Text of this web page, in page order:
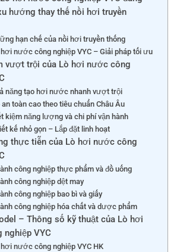
hướng thay thế nồi hơi truyền
hạn chế của nồi hơi truyền thống
nước công nghiệp VYC – Giải pháp tối ưu
vượt trội của Lò hơi nước công
năng tạo hơi nước nhanh vượt trội
toàn cao theo tiêu chuẩn Châu Âu
kiệm năng lượng và chi phí vận hành
kế nhỏ gọn – Lắp đặt linh hoạt
thực tiễn của Lò hơi nước công
công nghiệp thực phẩm và đồ uống
công nghiệp dệt may
công nghiệp bao bì và giấy
công nghiệp hóa chất và dược phẩm
– Thông số kỹ thuật của Lò hơi
nghiệp VYC
nước công nghiệp VYC HK